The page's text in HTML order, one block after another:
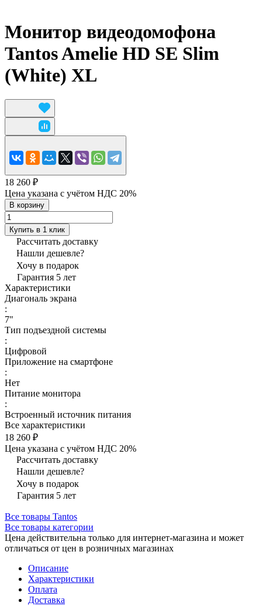
Монитор видеодомофона
Tantos Amelie HD SE Slim
(White) XL
18 260 ₽
Цена указана с учётом НДС 20%
В корзину
Купить в 1 клик
Рассчитать доставку
Нашли дешевле?
Хочу в подарок
Гарантия 5 лет
Характеристики
Диагональ экрана
:
7"
Тип подъездной системы
:
Цифровой
Приложение на смартфоне
:
Нет
Питание монитора
:
Встроенный источник питания
Все характеристики
18 260 ₽
Цена указана с учётом НДС 20%
Рассчитать доставку
Нашли дешевле?
Хочу в подарок
Гарантия 5 лет
Все товары Tantos
Все товары категории
Цена действительна только для интернет-магазина и может
отличаться от цен в розничных магазинах
Описание
Характеристики
Оплата
Доставка